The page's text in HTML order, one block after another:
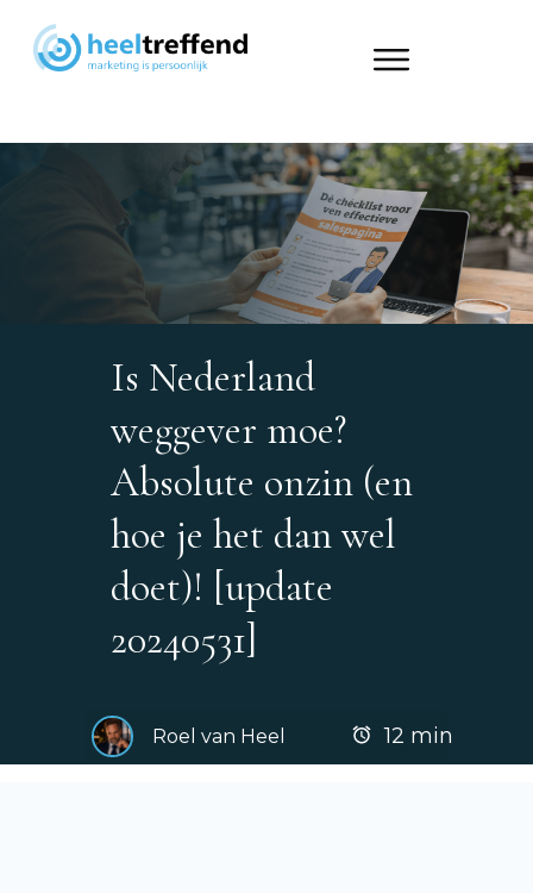
Is Nederland
weggever moe?
Absolute onzin (en
hoe je het dan wel
doet)! [update
20240531]
Roel van Heel 12 min